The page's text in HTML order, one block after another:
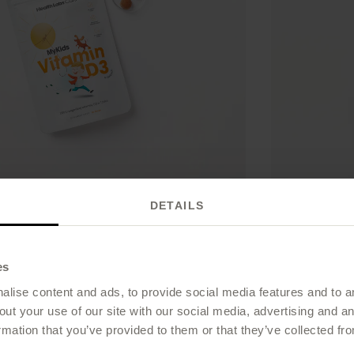
DETAILS
content and ads, to provide social media features and to
your use of our site with our social media, advertising and
that you’ve provided to them or that they’ve collected
4.8/5